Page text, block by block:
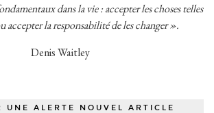
dans la vie : accepter les choses telles
accepter la responsabilité de les changer ».
Denis Waitley
UNE ALERTE NOUVEL ARTICLE